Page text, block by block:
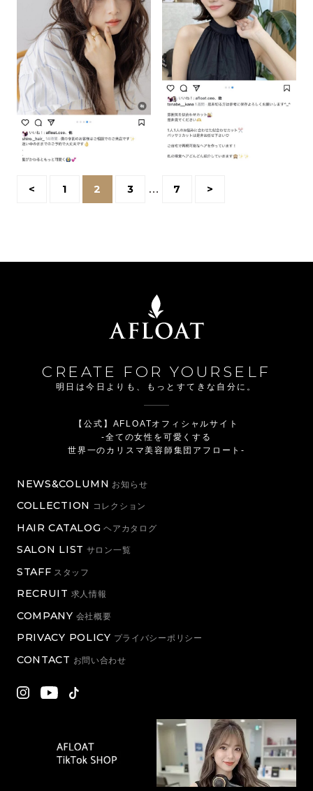
< 1 2 3 … 7 >
CREATE FOR YOURSELF
明日は今日よりも、もっとすてきな自分に。
【公式】AFLOATオフィシャルサイト
-全ての女性を可愛くする
世界一のカリスマ美容師集団アフロート-
NEWS&COLUMN お知らせ
COLLECTION コレクション
HAIR CATALOG ヘアカタログ
SALON LIST サロン一覧
STAFF スタッフ
RECRUIT 求人情報
COMPANY 会社概要
PRIVACY POLICY プライバシーポリシー
CONTACT お問い合わせ